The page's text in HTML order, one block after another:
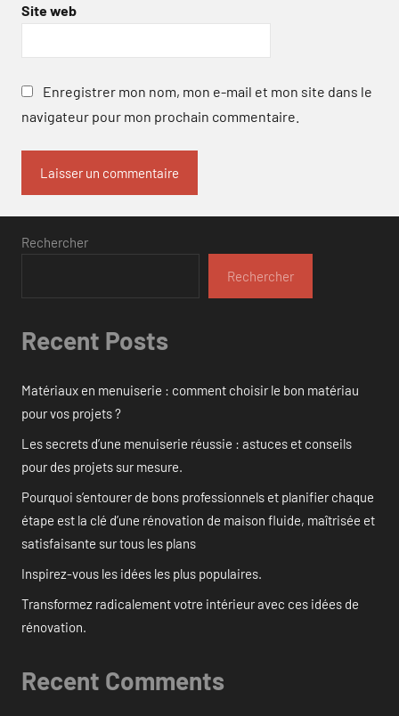
Site web
Enregistrer mon nom, mon e-mail et mon site dans le
navigateur pour mon prochain commentaire.
Rechercher
Rechercher
Recent Posts
Matériaux en menuiserie : comment choisir le bon matériau
pour vos projets ?
Les secrets d’une menuiserie réussie : astuces et conseils
pour des projets sur mesure.
Pourquoi s’entourer de bons professionnels et planifier chaque
étape est la clé d’une rénovation de maison fluide, maîtrisée et
satisfaisante sur tous les plans
Inspirez-vous les idées les plus populaires.
Transformez radicalement votre intérieur avec ces idées de
rénovation.
Recent Comments